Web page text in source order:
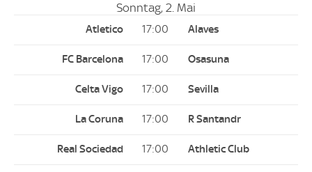
Sonntag, 2. Mai
17:00
17:00
17:00
17:00
17:00